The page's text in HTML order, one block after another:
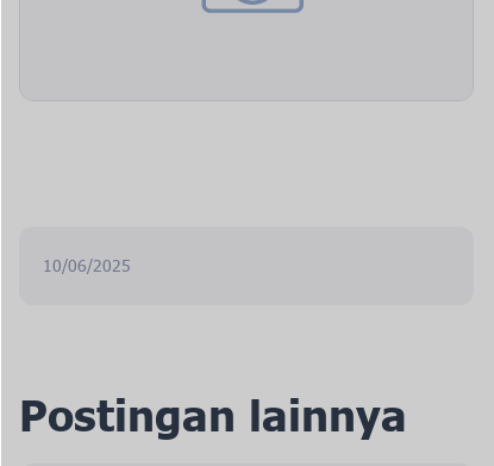
10/06/2025
Postingan lainnya